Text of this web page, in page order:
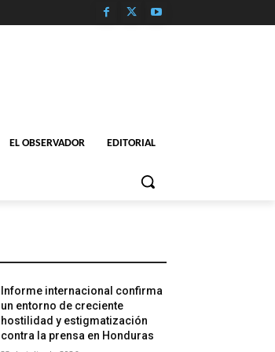
EL OBSERVADOR EDITORIAL
Informe internacional confirma
un entorno de creciente
hostilidad y estigmatización
contra la prensa en Honduras